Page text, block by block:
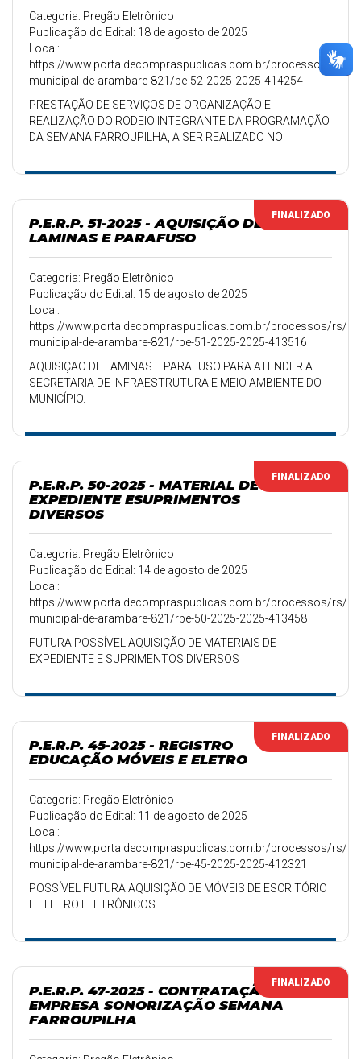
Categoria: Pregão Eletrônico
Publicação do Edital: 18 de agosto de 2025
Local:
https://www.portaldecompraspublicas.com.br/processos/rs/
municipal-de-arambare-821/pe-52-2025-2025-414254
PRESTAÇÃO DE SERVIÇOS DE ORGANIZAÇÃO E
REALIZAÇÃO DO RODEIO INTEGRANTE DA PROGRAMAÇÃO
DA SEMANA FARROUPILHA, A SER REALIZADO NO
SETEMBRO DE 2025
FINALIZADO
P.E.R.P. 51-2025 - AQUISIÇÃO DE
LAMINAS E PARAFUSO
Categoria: Pregão Eletrônico
Publicação do Edital: 15 de agosto de 2025
Local:
https://www.portaldecompraspublicas.com.br/processos/rs/
municipal-de-arambare-821/rpe-51-2025-2025-413516
AQUISIÇAO DE LAMINAS E PARAFUSO PARA ATENDER A
SECRETARIA DE INFRAESTRUTURA E MEIO AMBIENTE DO
MUNICÍPIO.
FINALIZADO
P.E.R.P. 50-2025 - MATERIAL DE
EXPEDIENTE ESUPRIMENTOS
DIVERSOS
Categoria: Pregão Eletrônico
Publicação do Edital: 14 de agosto de 2025
Local:
https://www.portaldecompraspublicas.com.br/processos/rs/
municipal-de-arambare-821/rpe-50-2025-2025-413458
FUTURA POSSÍVEL AQUISIÇÃO DE MATERIAIS DE
EXPEDIENTE E SUPRIMENTOS DIVERSOS
FINALIZADO
P.E.R.P. 45-2025 - REGISTRO
EDUCAÇÃO MÓVEIS E ELETRO
Categoria: Pregão Eletrônico
Publicação do Edital: 11 de agosto de 2025
Local:
https://www.portaldecompraspublicas.com.br/processos/rs/
municipal-de-arambare-821/rpe-45-2025-2025-412321
POSSÍVEL FUTURA AQUISIÇÃO DE MÓVEIS DE ESCRITÓRIO
E ELETRO ELETRÔNICOS
FINALIZADO
P.E.R.P. 47-2025 - CONTRATAÇÃO DE
EMPRESA SONORIZAÇÃO SEMANA
FARROUPILHA